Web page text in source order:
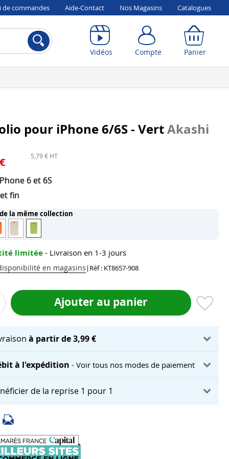
de commandes Aide-Contact Nos Magasins Catalogues
Vidéos Compte Panier
pour iPhone 6/6S - VertAkashi
5,79 € HT
6 et 6S
fin
la même collection
limitée - Livraison en 1-3 jours
en magasins | Réf : KT8657-908
Ajouter au panier
à partir de 3,99 €
à l'expédition- Voir tous nos modes de paiement
de la reprise 1 pour 1
Compte Panier